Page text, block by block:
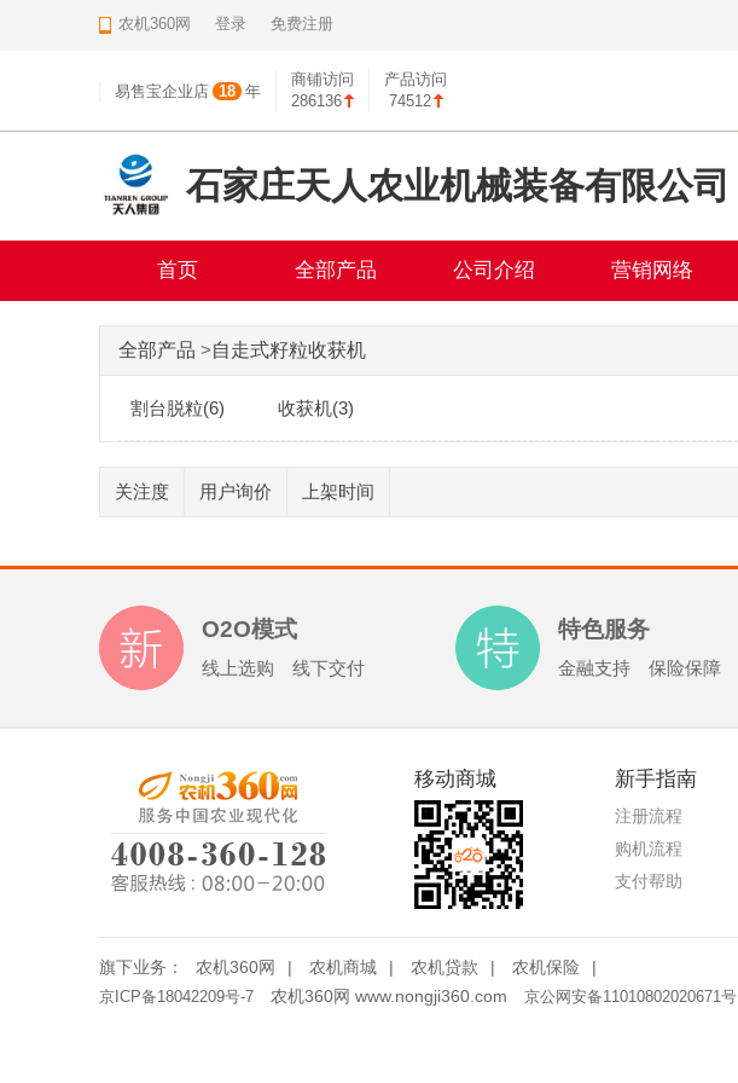
农机360网 登录 免费注册
易售宝企业店 18 年
商铺访问
286136
产品访问
74512
石家庄天人农业机械装备有限公司
首页 全部产品 公司介绍 营销网络
全部产品 >自走式籽粒收获机
割台脱粒(6) 收获机(3)
关注度 用户询价 上架时间
O2O模式
线上选购 线下交付
特色服务
金融支持 保险保障
移动商城 新手指南
注册流程
购机流程
支付帮助
旗下业务： 农机360网 | 农机商城 | 农机贷款 | 农机保险 |
京ICP备18042209号-7 农机360网 www.nongji360.com 京公网安备11010802020671号